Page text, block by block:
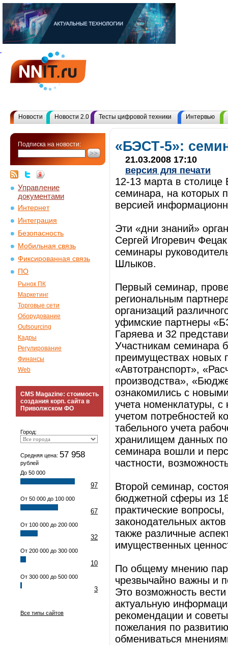
Новости Новости 2.0 Тесты цифровой техники Интервью
Подписка на новости:
Управление
документами
Интернет
Интеграция
Безопасность
Мобильная связь
Фиксированная связь
ПО
Рынок ПК
Маркетинг
Торговые сети
Оборудование
Outsourcing
Кадры
Регулирование
Финансы
Web
CMS Magazine: стоимость
создания корп. сайта в
Приволжском ФО
Город:
Средняя цена: 57 958
рублей
До 50 000
97
От 50 000 до 100 000
67
От 100 000 до 200 000
32
От 200 000 до 300 000
10
От 300 000 до 500 000
3
Все типы сайтов
«БЭСТ-5»:
21.03.2008 17:10
версия для печати
12-13 марта в столице
семинара, на которых
версией
Эти «дни знаний»
Сергей Игоревич
семинары
Шлыков.
Первый семинар,
региональным
организаций
уфимские партнеры
Гаряева и 32
Участникам семинара
преимуществах
«Автотранспорт»,
производства»,
ознакомились с
учета номенклатуры, с
учетом потребностей
табельного учета
хранилищем данных
семинара вошли и
частности,
Второй семинар,
бюджетной сферы из
практические
законодательных
также различные
имущественных
По общему мнению
чрезвычайно важны и
Это возможность
актуальную
рекомендации и
пожелания по
обмениваться